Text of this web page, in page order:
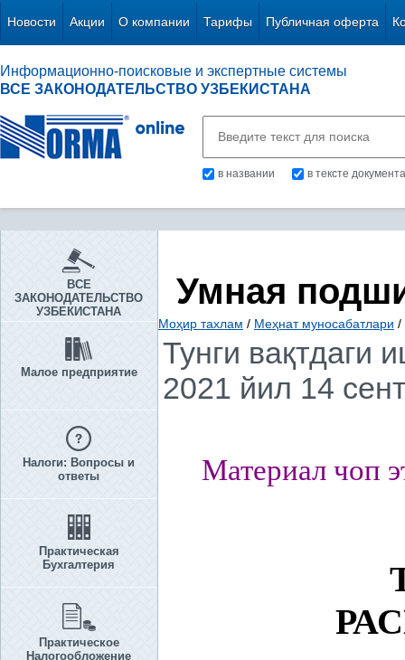
Новости Акции О компании Тарифы Публичная оферта
Информационно-поисковые и экспертные системы
ВСЕ ЗАКОНОДАТЕЛЬСТВО УЗБЕКИСТАНА
в названии в тексте документа
ВСЕ
ЗАКОНОДАТЕЛЬСТВО
УЗБЕКИСТАНА
Малое предприятие
Налоги: Вопросы и
ответы
Практическая
Бухгалтерия
Практическое
Налогообложение
Умная
Моҳир тахлам / Меҳнат муносабатлари /
Тунги
2021 йил 14
Материал чоп